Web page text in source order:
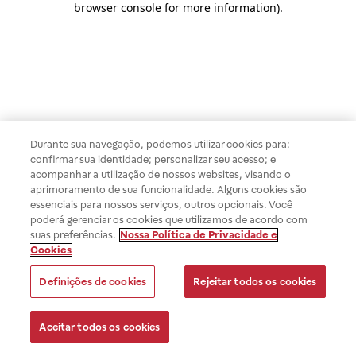
browser console for more information).
Durante sua navegação, podemos utilizar cookies para:
confirmar sua identidade; personalizar seu acesso; e
acompanhar a utilização de nossos websites, visando o
aprimoramento de sua funcionalidade. Alguns cookies são
essenciais para nossos serviços, outros opcionais. Você
poderá gerenciar os cookies que utilizamos de acordo com
suas preferências. Nossa Política de Privacidade e
Cookies
Definições de cookies Rejeitar todos os cookies
Aceitar todos os cookies